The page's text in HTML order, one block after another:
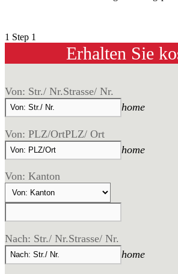
1 Step 1
Erhalten Sie
Von: Str./ Nr.Strasse/ Nr.
home
Von: PLZ/OrtPLZ/ Ort
home
Von: Kanton
Nach: Str./ Nr.Strasse/ Nr.
home